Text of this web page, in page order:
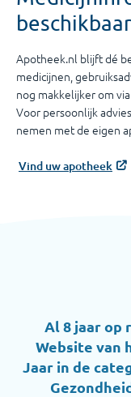
beschikbaar
Apotheek.nl blijft dé
medicijnen,
nog makkelijker om
Voor persoonlijk
nemen met de eigen
Vind uw apotheek
Al 8 jaar op
Website van
Jaar in de